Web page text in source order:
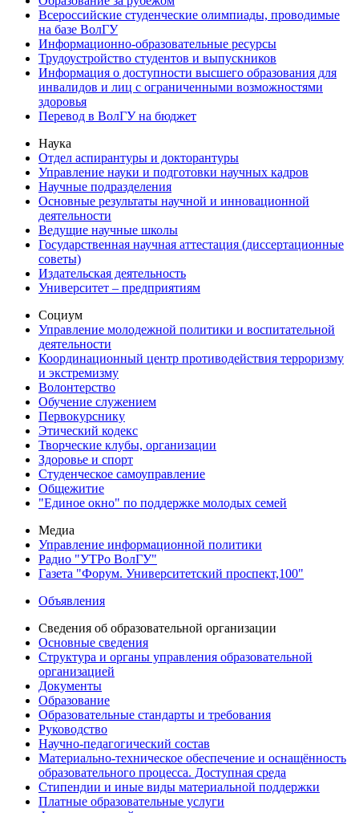
Всероссийские студенческие олимпиады, проводимые
на базе ВолГУ
Информационно-образовательные ресурсы
Трудоустройство студентов и выпускников
Информация о доступности высшего образования для
инвалидов и лиц с ограниченными возможностями
здоровья
Перевод в ВолГУ на бюджет
Наука
Отдел аспирантуры и докторантуры
Управление науки и подготовки научных кадров
Научные подразделения
Основные результаты научной и инновационной
деятельности
Ведущие научные школы
Государственная научная аттестация (диссертационные
советы)
Издательская деятельность
Университет – предприятиям
Социум
Управление молодежной политики и воспитательной
деятельности
Координационный центр противодействия терроризму
и экстремизму
Волонтерство
Обучение служением
Первокурснику
Этический кодекс
Творческие клубы, организации
Здоровье и спорт
Студенческое самоуправление
Общежитие
"Единое окно" по поддержке молодых семей
Медиа
Управление информационной политики
Радио "УТРо ВолГУ"
Газета "Форум. Университетский проспект,100"
Объявления
Сведения об образовательной организации
Основные сведения
Структура и органы управления образовательной
организацией
Документы
Образование
Образовательные стандарты и требования
Руководство
Научно-педагогический состав
Материально-техническое обеспечение и оснащённость
образовательного процесса. Доступная среда
Стипендии и иные виды материальной поддержки
Платные образовательные услуги